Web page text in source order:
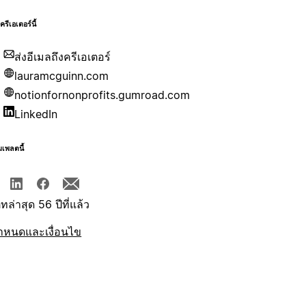
รีเอเตอร์นี้
ส่งอีเมลถึงครีเอเตอร์
lauramcguinn.com
notionfornonprofits.gumroad.com
LinkedIn
เพลตนี้
ทล่าสุด 56 ปีที่แล้ว
นดและเงื่อนไข